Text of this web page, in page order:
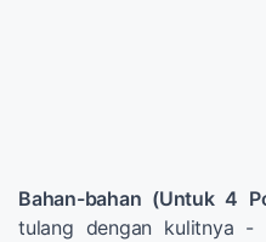
Bahan-bahan (Untuk 4
tulang dengan kulitnya -